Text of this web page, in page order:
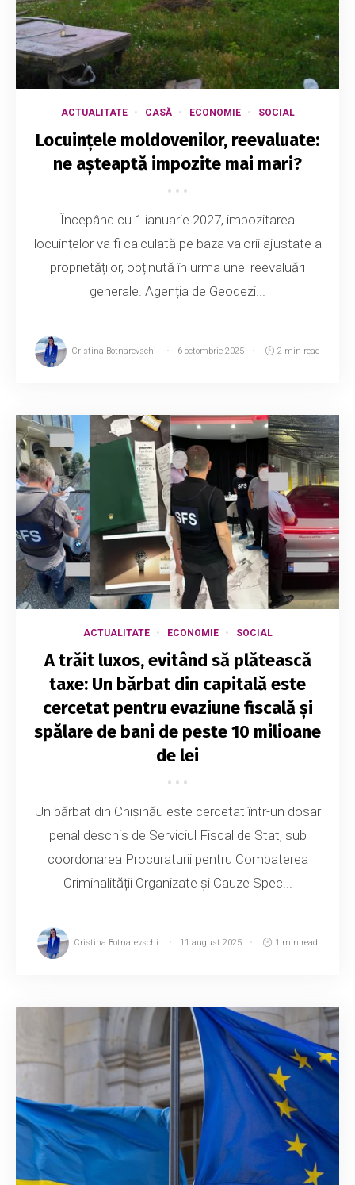
ACTUALITATE CASĂ ECONOMIE SOCIAL
Locuințele moldovenilor, reevaluate:
ne așteaptă impozite mai mari?
Începând cu 1 ianuarie 2027, impozitarea
locuințelor va fi calculată pe baza valorii ajustate a
proprietăților, obținută în urma unei reevaluări
generale. Agenția de Geodezi...
Cristina Botnarevschi 6 octombrie 2025 2 min read
ACTUALITATE ECONOMIE SOCIAL
A trăit luxos, evitând să plătească
taxe: Un bărbat din capitală este
cercetat pentru evaziune fiscală și
spălare de bani de peste 10 milioane
de lei
Un bărbat din Chișinău este cercetat într-un dosar
penal deschis de Serviciul Fiscal de Stat, sub
coordonarea Procuraturii pentru Combaterea
Criminalității Organizate și Cauze Spec...
Cristina Botnarevschi 11 august 2025 1 min read